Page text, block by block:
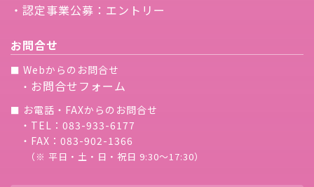
・認定事業公募：エントリー
お問合せ
■ Webからのお問合せ
・ お問合せフォーム
■ お電話・FAXからのお問合せ
・TEL：083-933-6177
・FAX：083-902-1366
（※ 平日・土・日・祝日 9:30〜17:30）